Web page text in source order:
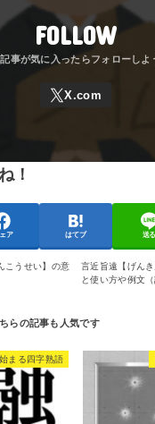
FOLLOW
！
ア はてブ 送る
こうせい】の意
言近旨遠【げん
と使い方や例文
まる四字熟語